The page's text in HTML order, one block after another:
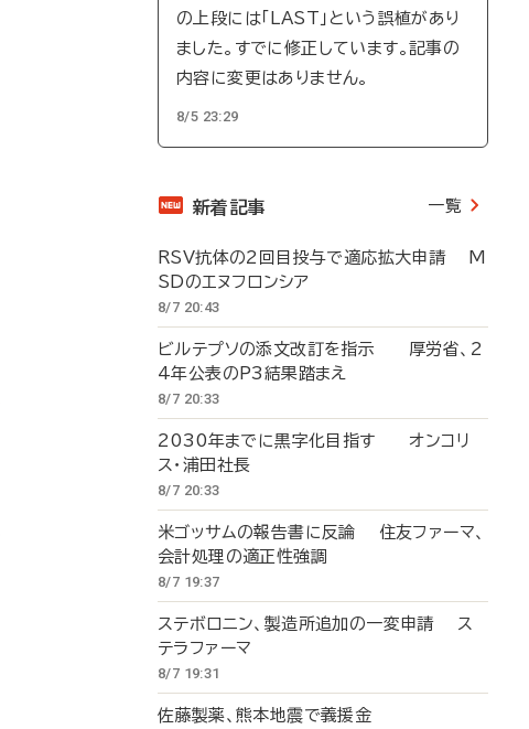
の上段には「LAST」という誤植があり
ました。すでに修正しています。記事の
内容に変更はありません。
8/5 23:29
新着記事 一覧
RSV抗体の2回目投与で適応拡大申請 M
SDのエヌフロンシア
8/7 20:43
ビルテプソの添文改訂を指示 厚労省、2
4年公表のP3結果踏まえ
8/7 20:33
2030年までに黒字化目指す オンコリ
ス・浦田社長
8/7 20:33
米ゴッサムの報告書に反論 住友ファーマ、
会計処理の適正性強調
8/7 19:37
ステボロニン、製造所追加の一変申請 ス
テラファーマ
8/7 19:31
佐藤製薬、熊本地震で義援金